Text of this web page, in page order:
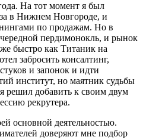
На тот момент я был
в Нижнем Новгороде, и
по продажам. Но в
пердимонокль, и рынок
быстро как Титаник на
забросить консалтинг,
и запонок и идти
институт, но маятник судьбы
решил добавить к своим двум
рекрутера.
основной деятельностью.
доверяют мне подбор